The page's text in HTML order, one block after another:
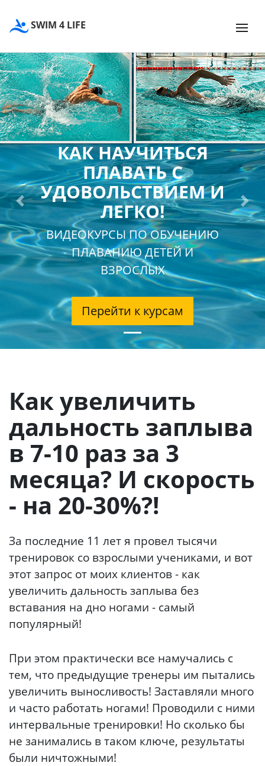
SWIM 4 LIFE
КАК НАУЧИТЬСЯ
ПЛАВАТЬ С
УДОВОЛЬСТВИЕМ И
ЛЕГКО!
ВИДЕОКУРСЫ ПО ОБУЧЕНИЮ
ПЛАВАНИЮ ДЕТЕЙ И
ВЗРОСЛЫХ
Перейти к курсам
Previous Next
Как увеличить
дальность заплыва
в 7-10 раз за 3
месяца? И скорость
- на 20-30%?!
За последние 11 лет я провел тысячи
тренировок со взрослыми учениками, и вот
этот запрос от моих клиентов - как
увеличить дальность заплыва без
вставания на дно ногами - самый
популярный!
При этом практически все намучались с
тем, что предыдущие тренеры им пытались
увеличить выносливость! Заставляли много
и часто работать ногами! Проводили с ними
интервальные тренировки! Но сколько бы
не занимались в таком ключе, результаты
были ничтожными!